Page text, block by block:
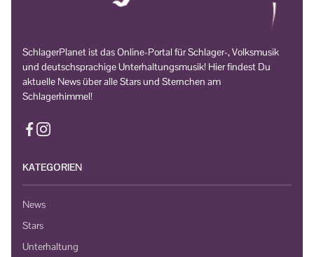
SchlagerPlanet ist das Online-Portal für Schlager-, Volksmusik
und deutschsprachige Unterhaltungsmusik! Hier findest Du
aktuelle News über alle Stars und Sternchen am
Schlagerhimmel!
KATEGORIEN
News
Stars
Unterhaltung